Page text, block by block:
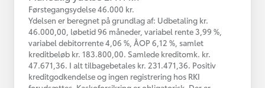
Førstegangsydelse 46.000 kr.
Ydelsen er beregnet på grundlag af: Udbetaling kr.
46.000,00, løbetid 96 måneder, variabel rente 3,99 %,
variabel debitorrente 4,06 %, ÅOP 6,12 %, samlet
kreditbeløb kr. 183.800,00. Samlede kreditomk. kr.
47.671,36. I alt tilbagebetales kr. 231.471,36. Positiv
kreditgodkendelse og ingen registrering hos RKI